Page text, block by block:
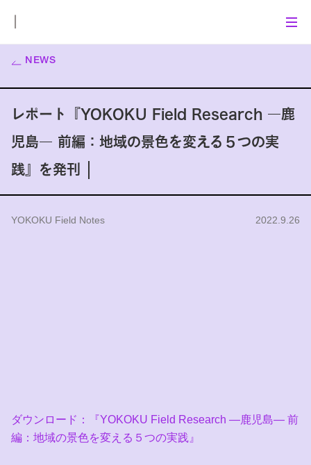
NEWS
レポート『YOKOKU Field Research ―鹿
児島― 前編：地域の景色を変える５つの実
践』を発刊
YOKOKU Field Notes 2022.9.26
ダウンロード：『YOKOKU Field Research ―鹿児島― 前
編：地域の景色を変える５つの実践』